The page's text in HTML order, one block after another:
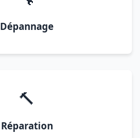
Dépannage
🔨
Réparation